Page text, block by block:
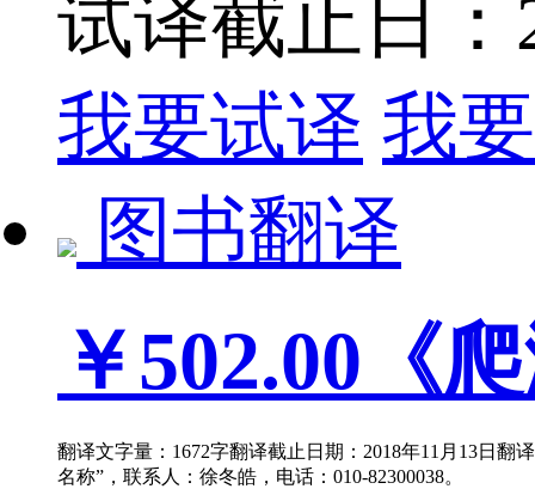
试译截止日：
我要试译 我
图书翻译
￥502.00 《
翻译文字量：1672字翻译截止日期：2018年11月13日翻
名称”，联系人：徐冬皓，电话：010-82300038。